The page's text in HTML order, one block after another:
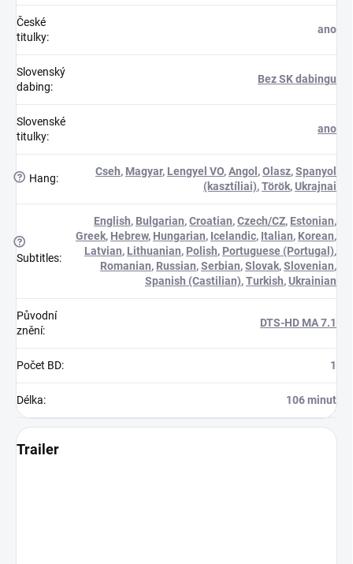
České
titulky:
ano
Slovenský
dabing:
Bez SK dabingu
Slovenské
titulky:
ano
? Hang:
Cseh, Magyar, Lengyel VO,Angol ,Olasz,Spanyol
(kasztíliai),Török,Ukrajnai
?
Subtitles:
English, Bulgarian,Croatian,Czech/CZ, Estonian,
Greek, Hebrew, Hungarian, Icelandic, Italian, Korean,
Latvian, Lithuanian, Polish, Portuguese (Portugal),
Romanian, Russian,Serbian,Slovak,Slovenian,
Spanish (Castilian),Turkish,Ukrainian
Původní
znění:
DTS-HD MA 7.1
Počet BD: 1
Délka: 106 minut
Trailer